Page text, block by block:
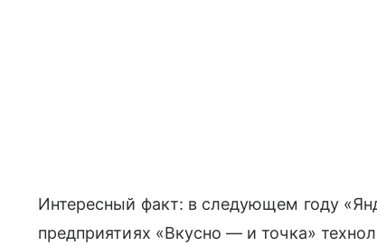
Интересный факт: в следующем году
предприятиях «Вкусно — и точка»